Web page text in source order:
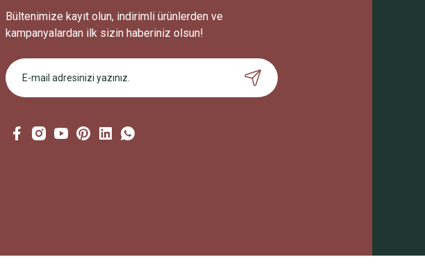
Bültenimize kayıt olun, indirimli ürünlerden ve
kampanyalardan ilk sizin haberiniz olsun!